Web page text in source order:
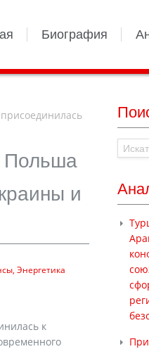
Биография
Польша
и
Энергетика
к